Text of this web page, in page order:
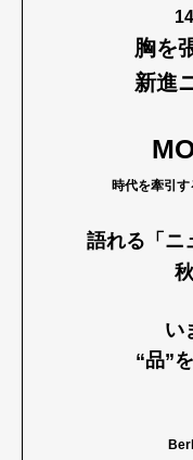
胸を
新進
時代を牽引
語れる「ニ
い
“品”